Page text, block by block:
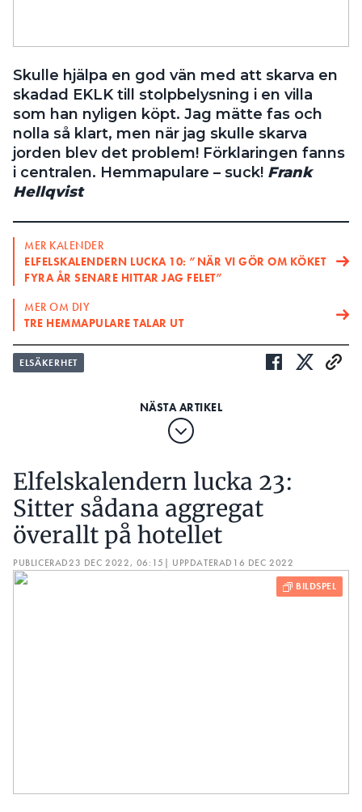
Skulle hjälpa en god vän med att skarva en
skadad EKLK till stolpbelysning i en villa
som han nyligen köpt. Jag mätte fas och
nolla så klart, men när jag skulle skarva
jorden blev det problem! Förklaringen fanns
i centralen. Hemmapulare – suck! Frank
Hellqvist
MER KALENDER
ELFELSKALENDERN LUCKA 10: ”NÄR VI GÖR OM KÖKET
FYRA ÅR SENARE HITTAR JAG FELET”
MER OM DIY
TRE HEMMAPULARE TALAR UT
ELSÄKERHET
Elfelskalendern lucka 23:
Sitter sådana aggregat
överallt på hotellet
PUBLICERAD23 DEC 2022, 06:15 | UPPDATERAD 16 DEC 2022